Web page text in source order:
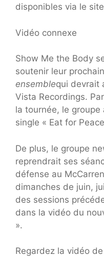
disponibles via le
Vidéo connexe
Show Me the Body
soutenir leur
ensemblequi devrait
Vista Recordings.
la tournée, le
single « Eat for
De plus, le groupe
reprendrait ses
défense au
dimanches de juin,
des sessions
dans la vidéo du
».
Regardez la vidéo